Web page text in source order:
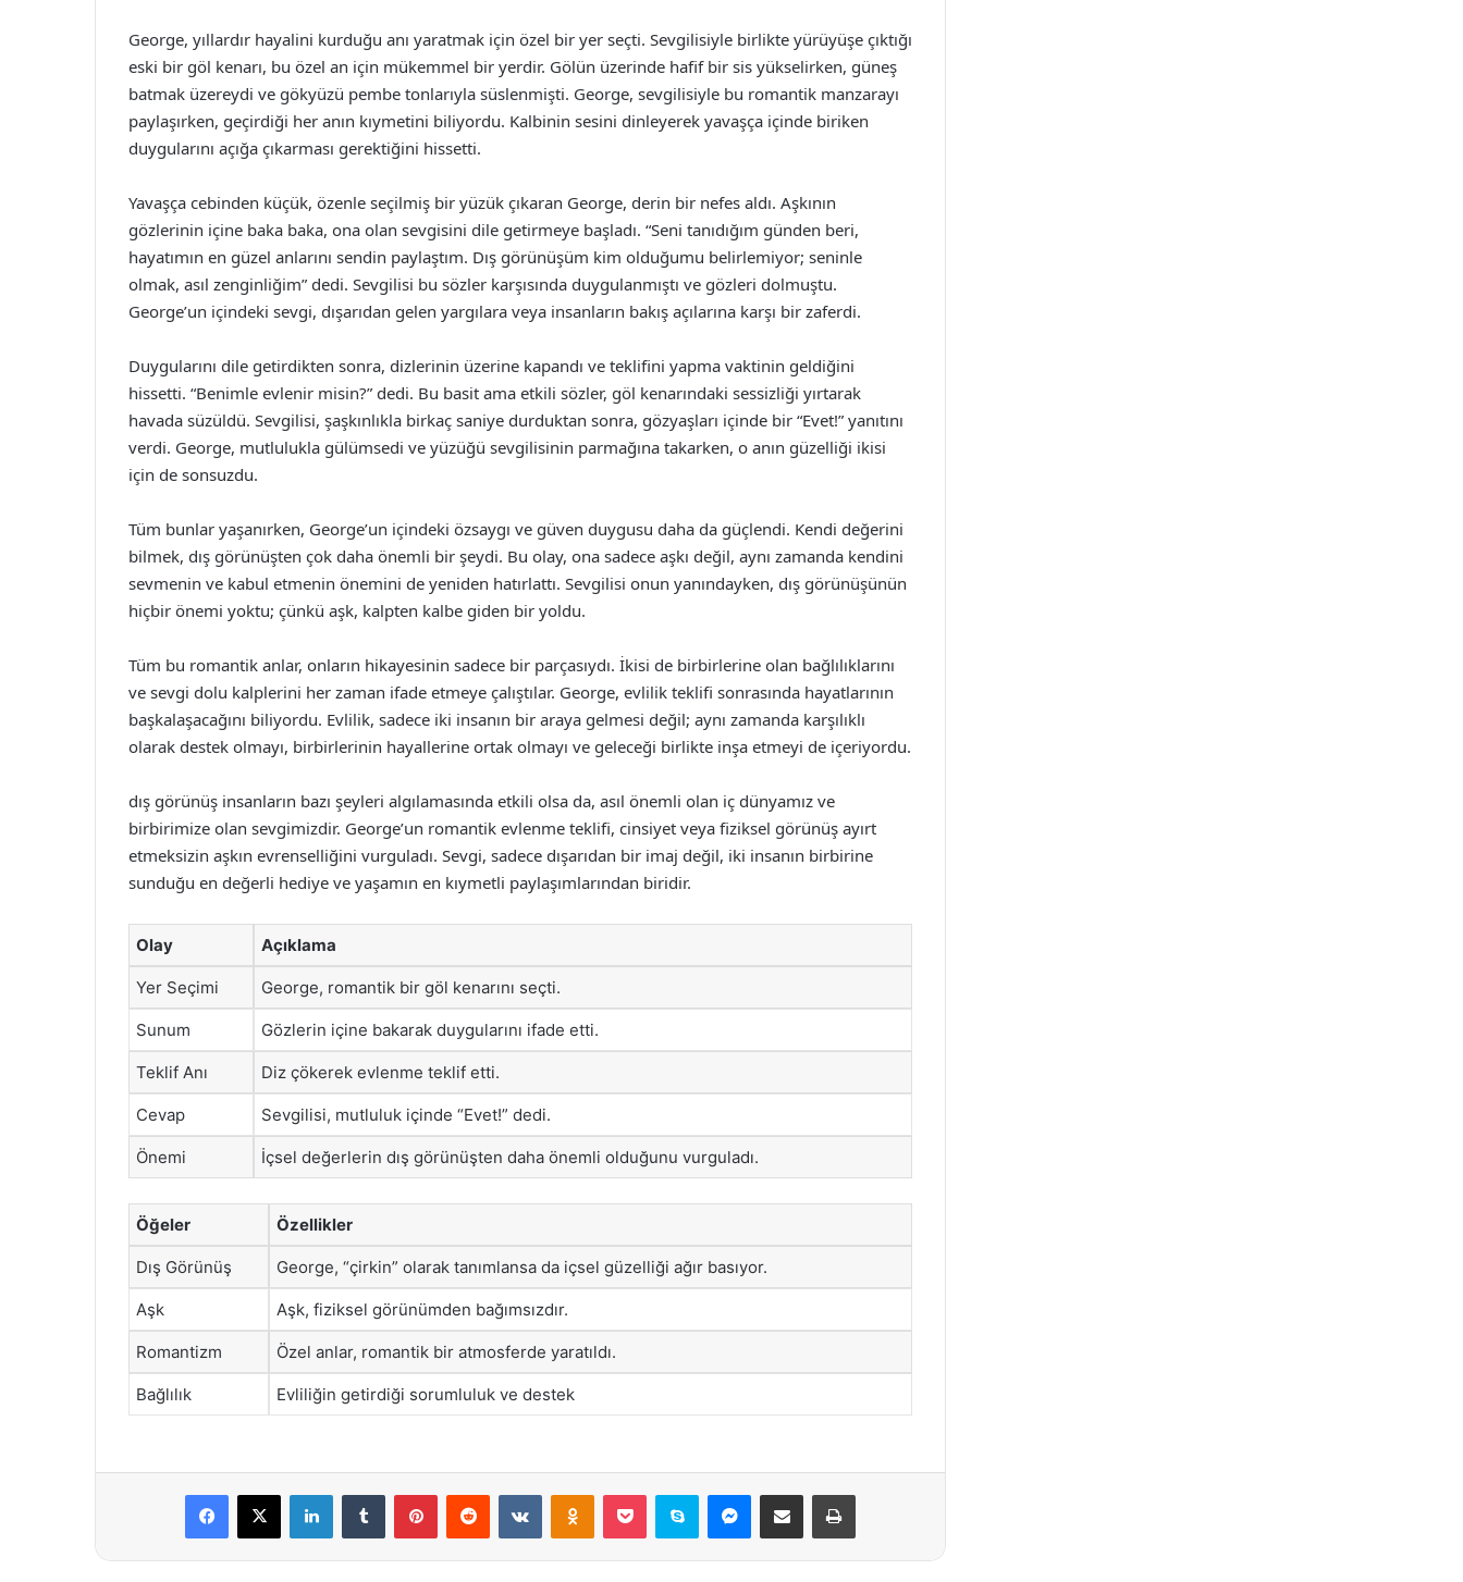
George, yıllardır hayalini kurduğu anı yaratmak için özel bir yer seçti. Sevgilisiyle birlikte yürüyüşe çıktığı
eski bir göl kenarı, bu özel an için mükemmel bir yerdir. Gölün üzerinde hafif bir sis yükselirken, güneş
batmak üzereydi ve gökyüzü pembe tonlarıyla süslenmişti. George, sevgilisiyle bu romantik manzarayı
paylaşırken, geçirdiği her anın kıymetini biliyordu. Kalbinin sesini dinleyerek yavaşça içinde biriken
duygularını açığa çıkarması gerektiğini hissetti.
Yavaşça cebinden küçük, özenle seçilmiş bir yüzük çıkaran George, derin bir nefes aldı. Aşkının
gözlerinin içine baka baka, ona olan sevgisini dile getirmeye başladı. “Seni tanıdığım günden beri,
hayatımın en güzel anlarını sendin paylaştım. Dış görünüşüm kim olduğumu belirlemiyor; seninle
olmak, asıl zenginliğim” dedi. Sevgilisi bu sözler karşısında duygulanmıştı ve gözleri dolmuştu.
George’un içindeki sevgi, dışarıdan gelen yargılara veya insanların bakış açılarına karşı bir zaferdi.
Duygularını dile getirdikten sonra, dizlerinin üzerine kapandı ve teklifini yapma vaktinin geldiğini
hissetti. “Benimle evlenir misin?” dedi. Bu basit ama etkili sözler, göl kenarındaki sessizliği yırtarak
havada süzüldü. Sevgilisi, şaşkınlıkla birkaç saniye durduktan sonra, gözyaşları içinde bir “Evet!” yanıtını
verdi. George, mutlulukla gülümsedi ve yüzüğü sevgilisinin parmağına takarken, o anın güzelliği ikisi
için de sonsuzdu.
Tüm bunlar yaşanırken, George’un içindeki özsaygı ve güven duygusu daha da güçlendi. Kendi değerini
bilmek, dış görünüşten çok daha önemli bir şeydi. Bu olay, ona sadece aşkı değil, aynı zamanda kendini
sevmenin ve kabul etmenin önemini de yeniden hatırlattı. Sevgilisi onun yanındayken, dış görünüşünün
hiçbir önemi yoktu; çünkü aşk, kalpten kalbe giden bir yoldu.
Tüm bu romantik anlar, onların hikayesinin sadece bir parçasıydı. İkisi de birbirlerine olan bağlılıklarını
ve sevgi dolu kalplerini her zaman ifade etmeye çalıştılar. George, evlilik teklifi sonrasında hayatlarının
başkalaşacağını biliyordu. Evlilik, sadece iki insanın bir araya gelmesi değil; aynı zamanda karşılıklı
olarak destek olmayı, birbirlerinin hayallerine ortak olmayı ve geleceği birlikte inşa etmeyi de içeriyordu.
dış görünüş insanların bazı şeyleri algılamasında etkili olsa da, asıl önemli olan iç dünyamız ve
birbirimize olan sevgimizdir. George’un romantik evlenme teklifi, cinsiyet veya fiziksel görünüş ayırt
etmeksizin aşkın evrenselliğini vurguladı. Sevgi, sadece dışarıdan bir imaj değil, iki insanın birbirine
sunduğu en değerli hediye ve yaşamın en kıymetli paylaşımlarından biridir.
Olay Açıklama
Yer Seçimi George, romantik bir göl kenarını seçti.
Sunum Gözlerin içine bakarak duygularını ifade etti.
Teklif Anı Diz çökerek evlenme teklif etti.
Cevap Sevgilisi, mutluluk içinde “Evet!” dedi.
Önemi İçsel değerlerin dış görünüşten daha önemli olduğunu vurguladı.
Öğeler Özellikler
Dış Görünüş George, “çirkin” olarak tanımlansa da içsel güzelliği ağır basıyor.
Aşk Aşk, fiziksel görünümden bağımsızdır.
Romantizm Özel anlar, romantik bir atmosferde yaratıldı.
Bağlılık Evliliğin getirdiği sorumluluk ve destek
Facebook
X LinkedInTumblr PinterestReddit VKontakteOdnoklassniki
Pocket Skype Messenger
E-Posta ile paylaş Yazdır